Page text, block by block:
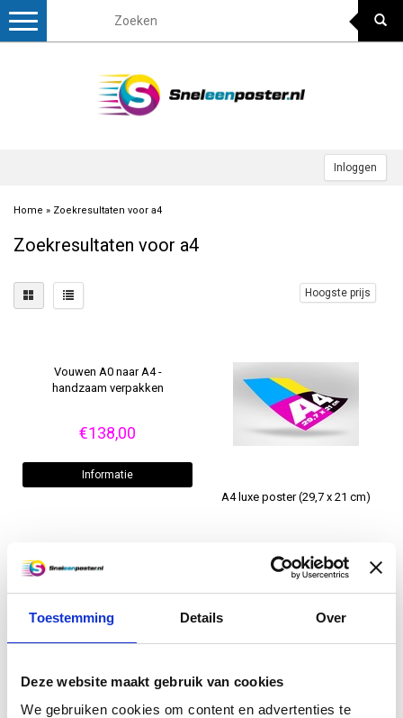
Toestemming Details Over
Deze website maakt gebruik van cookies
We gebruiken cookies om content en advertenties te
Inloggen
Toggle
Home » Zoekresultaten voor a4
Zoekresultaten voor a4
Hoogste prijs
Vouwen A0 naar A4 -
handzaam verpakken
€138,00
Informatie
A4 luxe poster (29,7 x 21 cm)
€2,95